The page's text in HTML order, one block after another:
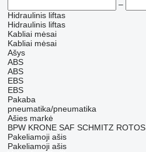
–
Hidraulinis liftas
Hidraulinis liftas
Kabliai mėsai
Kabliai mėsai
Ašys
ABS
ABS
EBS
EBS
Pakaba
pneumatika/pneumatika
Ašies markė
BPW KRONE SAF SCHMITZ ROTOS
Pakeliamoji ašis
Pakeliamoji ašis